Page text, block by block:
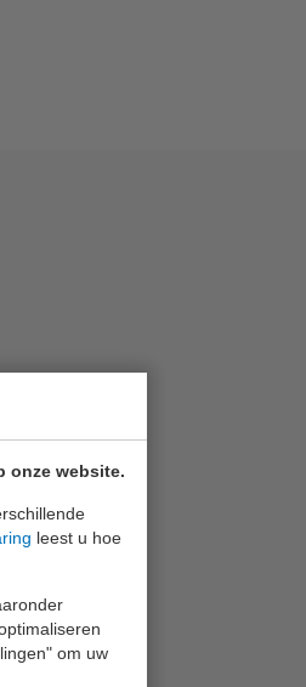
onze website.
leest u hoe
om uw